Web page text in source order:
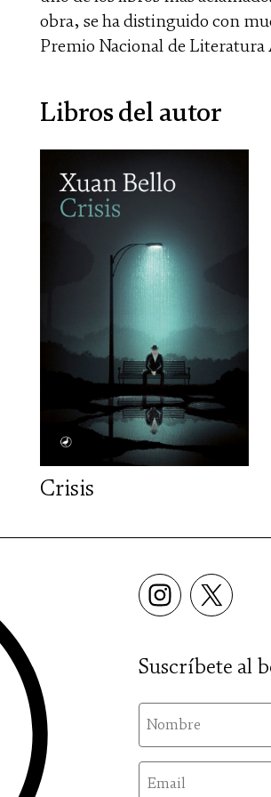
obra, se ha distinguido con
Premio Nacional de Literatura
Libros del autor
Crisis
Suscríbete al